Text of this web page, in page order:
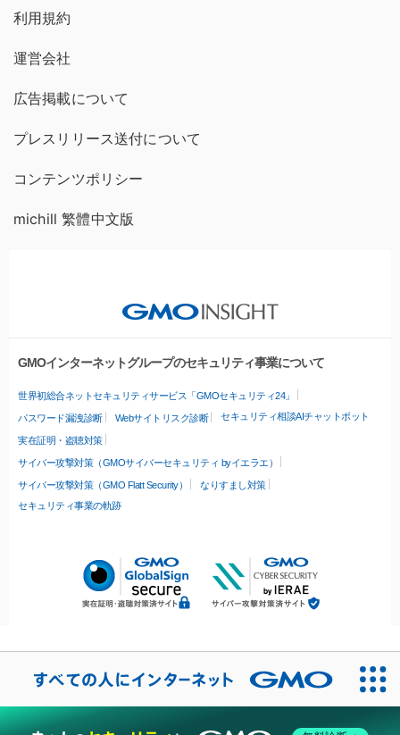
利用規約
運営会社
広告掲載について
プレスリリース送付について
コンテンツポリシー
michill 繁體中文版
GMOインターネットグループのセキュリティ事業について
世界初総合ネットセキュリティサービス「GMOセキュリティ24」
パスワード漏洩診断 Webサイトリスク診断 セキュリティ相談AIチャットボット
実在証明・盗聴対策
サイバー攻撃対策（GMOサイバーセキュリティ byイエラエ）
サイバー攻撃対策（GMO Flatt Security）
なりすまし対策
セキュリティ事業の軌跡